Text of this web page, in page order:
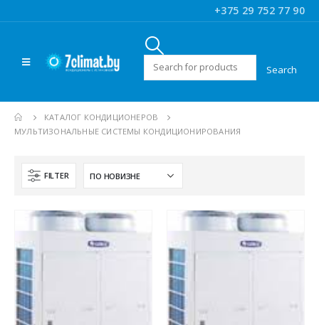
+375 29 752 77 90
Искать:
КАТАЛОГ КОНДИЦИОНЕРОВ
МУЛЬТИЗОНАЛЬНЫЕ СИСТЕМЫ КОНДИЦИОНИРОВАНИЯ
FILTER